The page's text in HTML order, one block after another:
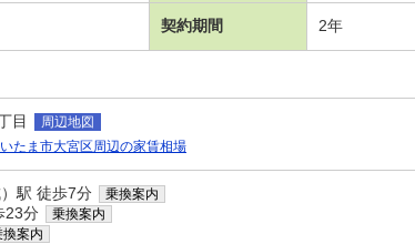
契約期間 2年
目
周辺地図
たま市大宮区周辺の家賃相場
駅 徒歩7分 乗換案内
23分 乗換案内
換案内